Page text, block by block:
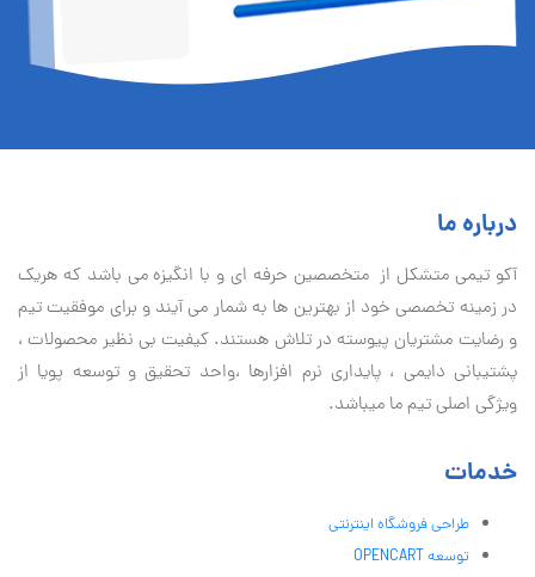
درباره ما
آكو تيمی متشکل از متخصصین حرفه ای و با انگیزه می باشد که هریک
در زمینه تخصصی خود از بهترین ها به شمار می آیند و برای موفقیت تيم
و رضایت مشتریان پیوسته در تلاش هستند. کیفیت بی نظير محصولات ،
پشتیبانی دايمی ، پایداری نرم افزارها ،واحد تحقیق و توسعه پویا از
ویژگی اصلی تیم ما میباشد.
خدمات
طراحی فروشگاه اینترنتی
توسعه OPENCART